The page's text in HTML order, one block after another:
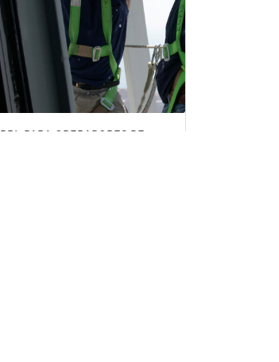
PRL PARA OPERADORES DE